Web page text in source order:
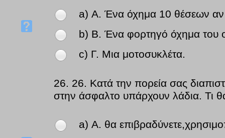
a) Α. Ένα όχημα 10 θέσεων αν
b) Β. Ένα φορτηγό όχημα του
c) Γ. Μια μοτοσυκλέτα.
26. 26. Κατά την πορεία σας
στην άσφαλτο υπάρχουν λάδια. Τι
a) Α. θα